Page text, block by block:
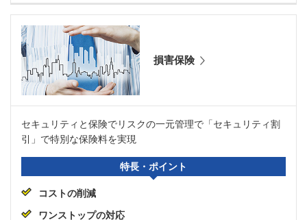
損害保険
セキュリティと保険でリスクの一元管理で「セキュリティ割
引」で特別な保険料を実現
特長・ポイント
コストの削減
ワンストップの対応